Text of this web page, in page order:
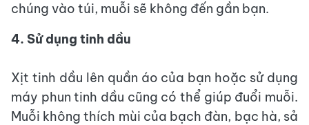
chúng vào túi, muỗi sẽ không đến gần bạn.
4. Sử dụng tinh dầu
Xịt tinh dầu lên quần áo của bạn hoặc sử dụng
máy phun tinh dầu cũng có thể giúp đuổi muỗi.
Muỗi không thích mùi của bạch đàn, bạc hà, sả